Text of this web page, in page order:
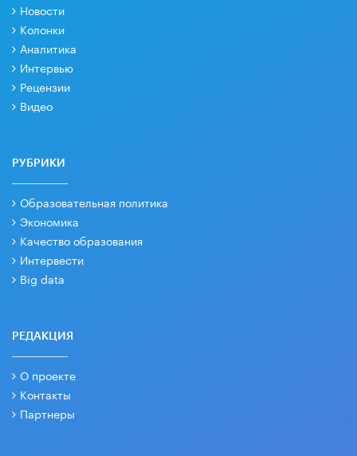
Новости
Колонки
Аналитика
Интервью
Рецензии
Видео
РУБРИКИ
Образовательная политика
Экономика
Качество образования
Интервести
Big data
РЕДАКЦИЯ
О проекте
Контакты
Партнеры